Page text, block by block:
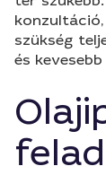
szükség
és